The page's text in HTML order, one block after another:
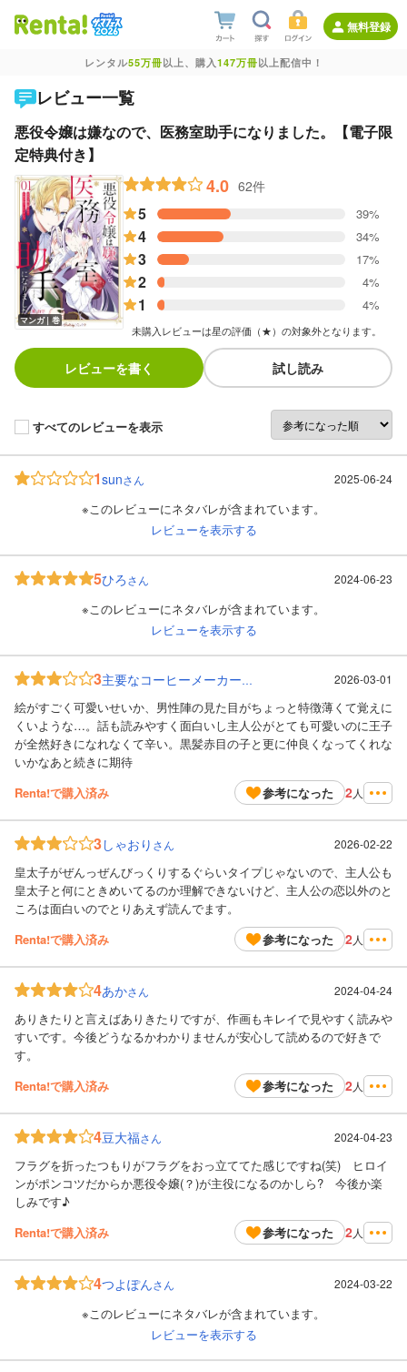
無料登録
レンタル55万冊以上、購入147万冊以上配信中！
レビュー一覧
悪役令嬢は嫌なので、医務室助手になりました。【電子限
定特典付き】
マンガ｜巻
4.0 62件
5 39%
4 34%
3 17%
2 4%
1 4%
未購入レビューは星の評価（★）の対象外となります。
レビューを書く 試し読み
すべてのレビューを表示
1sunさん 2025-06-24
※このレビューにネタバレが含まれています。
レビューを表示する
5ひろさん 2024-06-23
※このレビューにネタバレが含まれています。
レビューを表示する
3 主要なコーヒーメーカー
さん 2026-03-01
絵がすごく可愛いせいか、男性陣の見た目がちょっと特徴薄くて覚えに
くいような…。話も読みやすく面白いし主人公がとても可愛いのに王子
が全然好きになれなくて辛い。黒髪赤目の子と更に仲良くなってくれな
いかなあと続きに期待
Renta!で購入済み
参考になった 2人
3しゃおり さん 2026-02-22
皇太子がぜんっぜんびっくりするぐらいタイプじゃないので、主人公も
皇太子と何にときめいてるのか理解できないけど、主人公の恋以外のと
ころは面白いのでとりあえず読んでます。
Renta!で購入済み
参考になった 2人
4あかさん 2024-04-24
ありきたりと言えばありきたりですが、作画もキレイで見やすく読みや
すいです。今後どうなるかわかりませんが安心して読めるので好きで
す。
Renta!で購入済み
参考になった 2人
4豆大福さん 2024-04-23
フラグを折ったつもりがフラグをおっ立ててた感じですね(笑) ヒロイ
ンがポンコツだからか悪役令嬢(？)が主役になるのかしら? 今後か楽
しみです♪
Renta!で購入済み
参考になった 2人
4つよぽんさん 2024-03-22
※このレビューにネタバレが含まれています。
レビューを表示する